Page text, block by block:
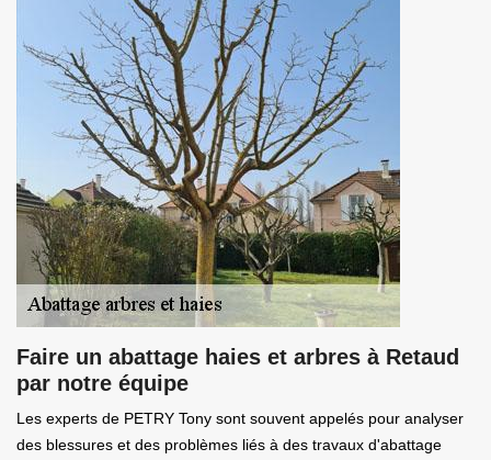
Faire un abattage haies et arbres à Retaud
par notre équipe
Les experts de PETRY Tony sont souvent appelés pour analyser
des blessures et des problèmes liés à des travaux d'abattage